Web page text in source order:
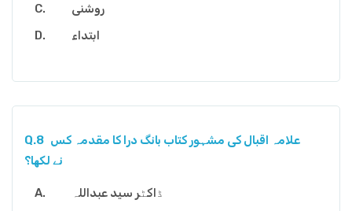
روشنی
ابتداء
Q.8 علامہ اقبال کی مشہور کتاب بانگ درا کا مقدمہ کس
نے لکھا؟
ڈاکٹر سید عبداللہ